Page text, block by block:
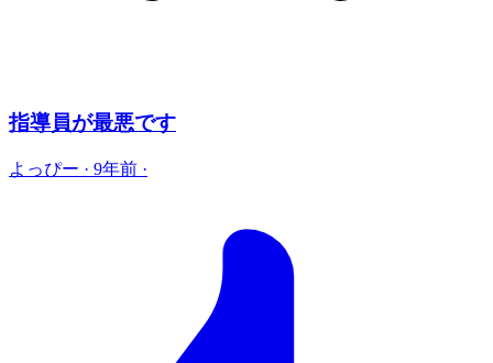
指導員が最悪です
よっぴー · 9年前 ·